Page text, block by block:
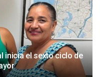
inicia el sexto ciclo de